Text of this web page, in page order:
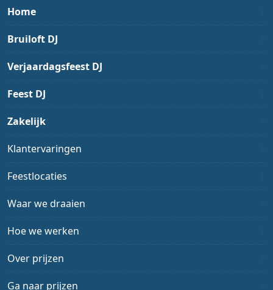
Home
Bruiloft DJ
Verjaardagsfeest DJ
Feest DJ
Zakelijk
Klantervaringen
Feestlocaties
Waar we draaien
Hoe we werken
Over prijzen
Ga naar prijzen